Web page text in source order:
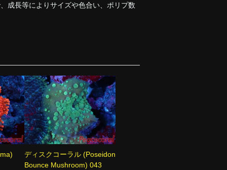
成長等によりサイズや色合い、ポリプ数
ディスクコーラル (Poseidon
Bounce Mushroom) 043